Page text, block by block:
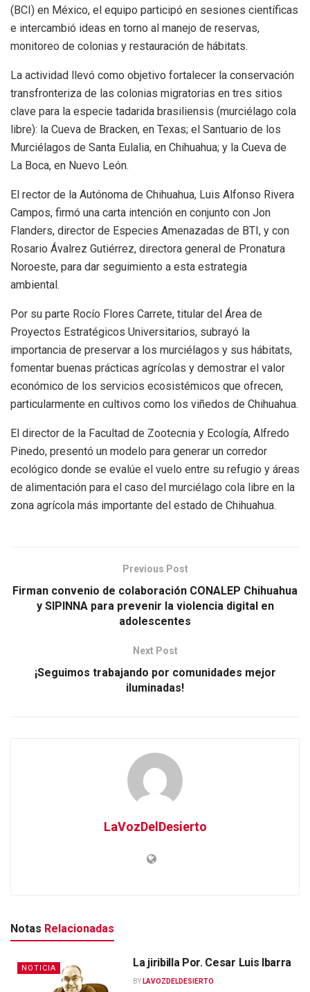
(BCI) en México, el equipo participó en sesiones científicas
e intercambió ideas en torno al manejo de reservas,
monitoreo de colonias y restauración de hábitats.
La actividad llevó como objetivo fortalecer la conservación
transfronteriza de las colonias migratorias en tres sitios
clave para la especie tadarida brasiliensis (murciélago cola
libre): la Cueva de Bracken, en Texas; el Santuario de los
Murciélagos de Santa Eulalia, en Chihuahua; y la Cueva de
La Boca, en Nuevo León.
El rector de la Autónoma de Chihuahua, Luis Alfonso Rivera
Campos, firmó una carta intención en conjunto con Jon
Flanders, director de Especies Amenazadas de BTI, y con
Rosario Ávalrez Gutiérrez, directora general de Pronatura
Noroeste, para dar seguimiento a esta estrategia
ambiental.
Por su parte Rocío Flores Carrete, titular del Área de
Proyectos Estratégicos Universitarios, subrayó la
importancia de preservar a los murciélagos y sus hábitats,
fomentar buenas prácticas agrícolas y demostrar el valor
económico de los servicios ecosistémicos que ofrecen,
particularmente en cultivos como los viñedos de Chihuahua.
El director de la Facultad de Zootecnia y Ecología, Alfredo
Pinedo, presentó un modelo para generar un corredor
ecológico donde se evalúe el vuelo entre su refugio y áreas
de alimentación para el caso del murciélago cola libre en la
zona agrícola más importante del estado de Chihuahua.
Previous Post
Firman convenio de colaboración CONALEP Chihuahua
y SIPINNA para prevenir la violencia digital en
adolescentes
Next Post
¡Seguimos trabajando por comunidades mejor
iluminadas!
LaVozDelDesierto
Notas Relacionadas
NOTICIA La jiribilla Por. Cesar Luis Ibarra
BY LAVOZDELDESIERTO